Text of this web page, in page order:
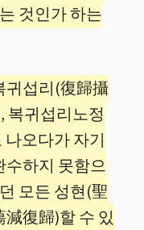
것인가 하는
귀섭리(復歸攝
복귀섭리노정
오다가 자기
수하지 못함으
모든 성현(聖
復歸)할 수 있